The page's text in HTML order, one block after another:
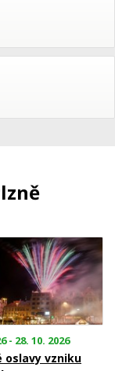
- 28. 10. 2026
oslavy vzniku